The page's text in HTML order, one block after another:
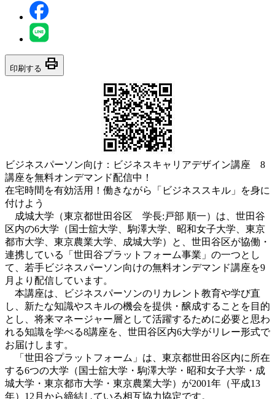
印刷する print
ビジネスパーソン向け：ビジネスキャリアデザイン講座 8
講座を無料オンデマンド配信中！
在宅時間を有効活用！働きながら「ビジネススキル」を身に
付けよう
成城大学（東京都世田谷区 学長:戸部 順一）は、世田谷
区内の6大学（国士舘大学、駒澤大学、昭和女子大学、東京
都市大学、東京農業大学、成城大学）と、世田谷区が協働・
連携している「世田谷プラットフォーム事業」の一つとし
て、若手ビジネスパーソン向けの無料オンデマンド講座を9
月より配信しています。
本講座は、ビジネスパーソンのリカレント教育や学び直
し、新たな知識やスキルの機会を提供・醸成することを目的
とし、将来マネージャー層として活躍するために必要と思わ
れる知識を学べる8講座を、世田谷区内6大学がリレー形式で
お届けします。
「世田谷プラットフォーム」は、東京都世田谷区内に所在
する6つの大学（国士舘大学・駒澤大学・昭和女子大学・成
城大学・東京都市大学・東京農業大学）が2001年（平成13
年）12月から締結している相互協力協定です。